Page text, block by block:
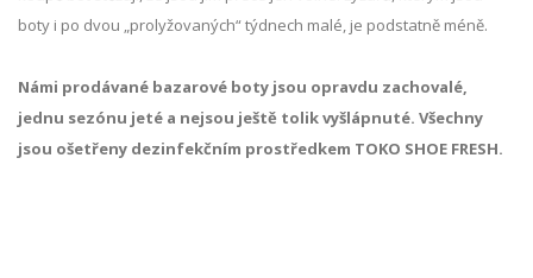
boty i po dvou „prolyžovaných“ týdnech malé, je podstatně méně.
Námi prodávané bazarové boty jsou opravdu zachovalé,
jednu sezónu jeté a nejsou ještě tolik vyšlápnuté. Všechny
jsou ošetřeny dezinfekčním prostředkem TOKO SHOE FRESH.